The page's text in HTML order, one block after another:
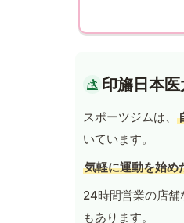
印旛日本
スポーツジムは、
いています。
気軽に運動を始め
24時間営業の店舗
もあります。